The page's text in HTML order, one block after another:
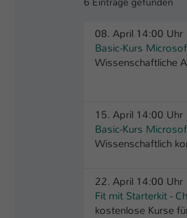
08. April 14:00 Uhr
Basic-Kurs
Wissenschaftliche
15. April 14:00 Uhr
Basic-Kurs
Wissenschaftlich
22. April 14:00 Uhr
Fit mit Starterkit -
kostenlose Kurse